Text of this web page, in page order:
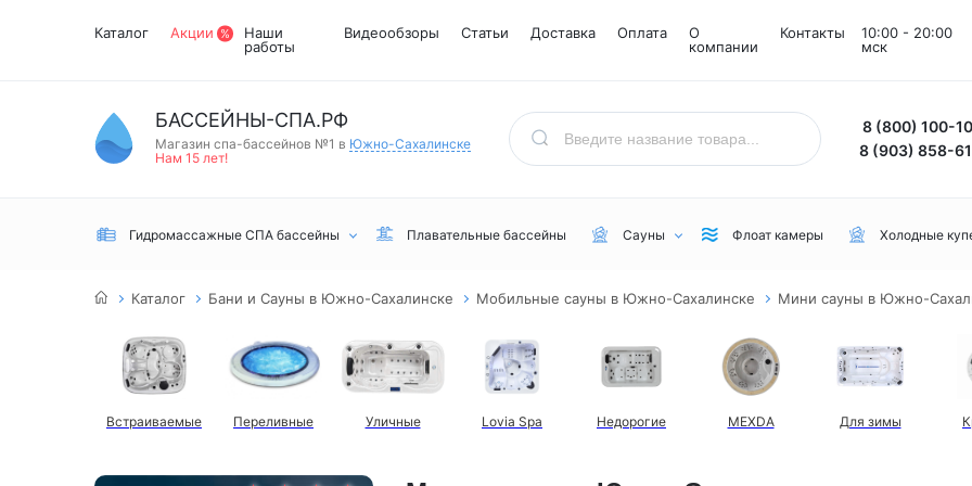
Каталог Акции
Наши
работы
Видеообзоры Статьи Доставка Оплата
О
компании
Контакты
10:00 - 20:00
мск
БАССЕЙНЫ-СПА.РФ
Магазин спа-бассейнов №1 в Южно-Сахалинске
Нам 15 лет!
8 (800) 100-
8 (903) 858-
Гидромассажные СПА бассейны
Встраиваемые Переливные
Уличные
Для дачи
Для бани или сауны
NordicSpa
Joy Spa
Плавательные бассейны Сауны
Инфракрасные
Турецкий хамам
Снежные комнаты
Соляные комнаты
Флоат камеры Холодные
Каталог Бани и Сауны в Южно-Сахалинске Мобильные сауны в Южно-Сахалинске Мини сауны в Южно-
Встраиваемые Переливные Уличные Lovia Spa Недорогие MEXDA Для зимы